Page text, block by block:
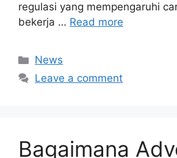
regulasi yang mempengaruhi
bekerja … Read more
Categories
News
Leave a comment
Bagaimana